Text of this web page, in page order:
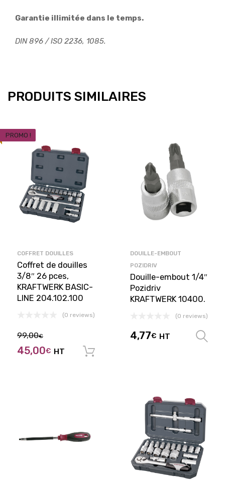
Garantie illimitée dans le temps.
DIN 896 / ISO 2236, 1085.
PRODUITS SIMILAIRES
PROMO !
COFFRET DOUILLES
Coffret de douilles
3/8″ 26 pces,
KRAFTWERK BASIC-
LINE 204.102.100
(0 reviews)
99,00€
45,00€ HT
DOUILLE-EMBOUT
POZIDRIV
Douille-embout 1/4″
Pozidriv
KRAFTWERK 10400.
(0 reviews)
4,77€ HT